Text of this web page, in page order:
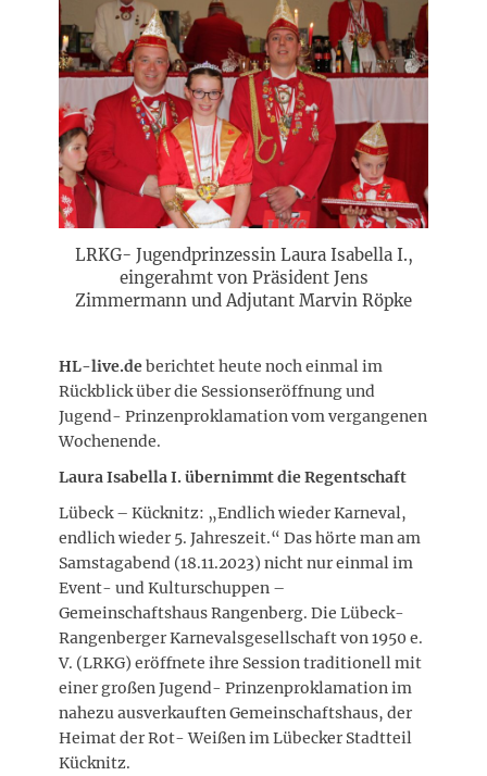
LRKG- Jugendprinzessin Laura Isabella I.,
eingerahmt von Präsident Jens
Zimmermann und Adjutant Marvin Röpke
HL-live.deberichtet heute noch einmal im
Rückblick über die Sessionseröffnung und
Jugend- Prinzenproklamation vom vergangenen
Wochenende.
Laura Isabella I. übernimmt die Regentschaft
Lübeck – Kücknitz: „Endlich wieder Karneval,
endlich wieder 5. Jahreszeit.“ Das hörte man am
Samstagabend (18.11.2023) nicht nur einmal im
Event- und Kulturschuppen –
Gemeinschaftshaus Rangenberg. Die Lübeck-
Rangenberger Karnevalsgesellschaft von 1950 e.
V. (LRKG) eröffnete ihre Session traditionell mit
einer großen Jugend- Prinzenproklamation im
nahezu ausverkauften Gemeinschaftshaus, der
Heimat der Rot- Weißen im Lübecker Stadtteil
Kücknitz.